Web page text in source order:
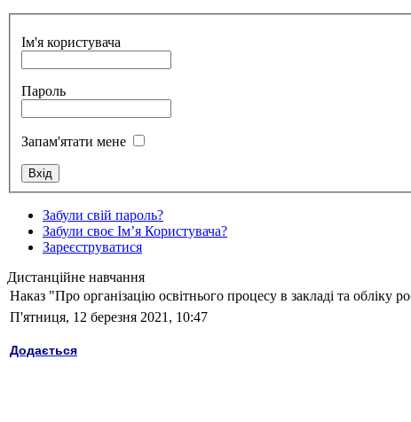
Ім'я користувача
Пароль
Запам'ятати мене
Забули свій пароль?
Забули своє Ім’я Користувача?
Зареєструватися
Дистанційне навчання
Наказ "Про організацію освітнього процесу в закладі та
П'ятниця, 12 березня 2021, 10:47
Додається